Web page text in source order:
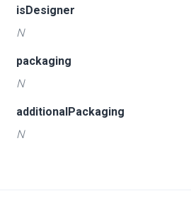
isDesigner
N
packaging
N
additionalPackaging
N